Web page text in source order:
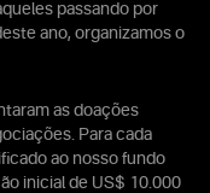
passando por
ano, organizamos o
as doações
Para cada
ao nosso fundo
inicial de US$ 10.000